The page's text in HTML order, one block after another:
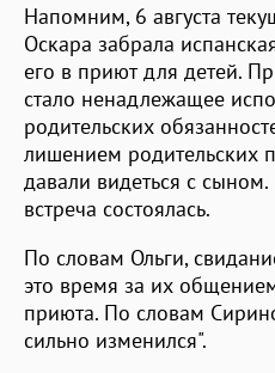
Напомним, 6 августа
Оскара забрала
его в приют для детей.
стало ненадлежащее
родительских
лишением родительских
давали видеться с
встреча состоялась.
По словам Ольги,
это время за их
приюта. По словам
сильно изменился".